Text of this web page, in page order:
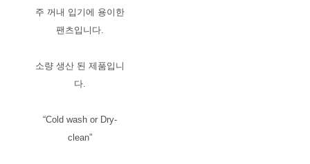
주 꺼내 입기에 용이한
팬츠입니다.
소량 생산 된 제품입니
다.
“Cold wash or Dry-
clean”